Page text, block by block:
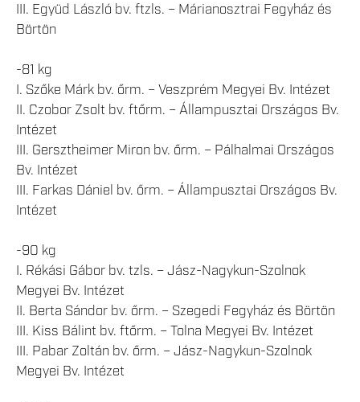
III. Együd László bv. ftzls. – Márianosztrai Fegyház és
Börtön
-81 kg
I. Szőke Márk bv. őrm. – Veszprém Megyei Bv. Intézet
II. Czobor Zsolt bv. ftőrm. – Állampusztai Országos Bv.
Intézet
III. Gersztheimer Miron bv. őrm. – Pálhalmai Országos
Bv. Intézet
III. Farkas Dániel bv. őrm. – Állampusztai Országos Bv.
Intézet
-90 kg
I. Rékási Gábor bv. tzls. – Jász-Nagykun-Szolnok
Megyei Bv. Intézet
II. Berta Sándor bv. őrm. – Szegedi Fegyház és Börtön
III. Kiss Bálint bv. ftőrm. – Tolna Megyei Bv. Intézet
III. Pabar Zoltán bv. őrm. – Jász-Nagykun-Szolnok
Megyei Bv. Intézet